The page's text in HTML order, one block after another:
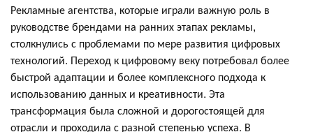
Рекламные агентства, которые играли важную роль в
руководстве брендами на ранних этапах рекламы,
столкнулись с проблемами по мере развития цифровых
технологий. Переход к цифровому веку потребовал более
быстрой адаптации и более комплексного подхода к
использованию данных и креативности. Эта
трансформация была сложной и дорогостоящей для
отрасли и проходила с разной степенью успеха. В